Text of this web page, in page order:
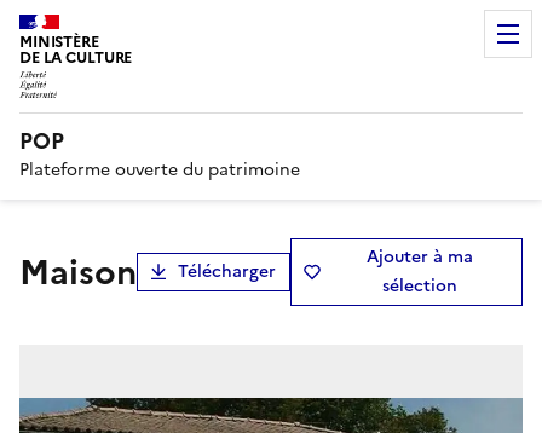
MINISTÈRE
DE LA CULTURE
POP
Plateforme ouverte du patrimoine
Maison Télécharger
Ajouter à ma
sélection